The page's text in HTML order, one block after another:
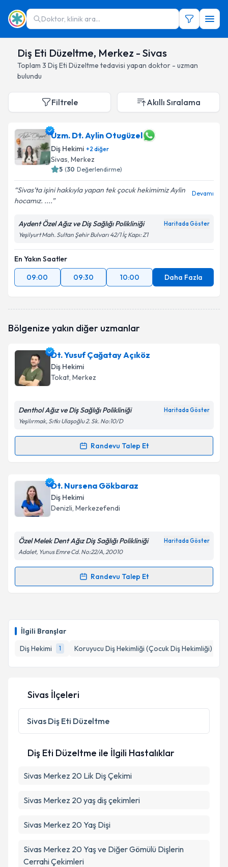
Doktor, klinik ara...
Diş Eti Düzeltme, Merkez - Sivas
Toplam 3 Diş Eti Düzeltme tedavisi yapan doktor - uzman
bulundu
İlgili Branşlar
Diş Hekimi
1 Koruyucu Diş Hekimliği (Çocuk Diş Hekimliği)
Filtrele Akıllı Sıralama
Uzm. Dt. Aylin Otugüzel
Diş Hekimi +2 diğer
Sivas, Merkez
5 (30 Değerlendirme)
Sivas’ta işini hakkıyla yapan tek çocuk hekimimiz Aylin
hocamız. ....
Devamı
Aydent Özel Ağız ve Diş Sağlığı Polikliniği Haritada Göster
Yeşilyurt Mah. Sultan Şehir Bulvarı 42/1 İç Kapı: Z1
En Yakın Saatler
09:00
09:30 10:00 Daha Fazla
Bölgenize yakın diğer uzmanlar
Dt. Yusuf Çağatay Açıköz
Diş Hekimi
Tokat, Merkez
Denthol Ağız ve Diş Sağlığı Polikliniği Haritada Göster
Yeşilırmak, Sıtkı Ulaşoğlu 2. Sk. No:10/D
Randevu Talep Et
Randevu Takvimi Talebi
Dt. Yusuf Çağatay Açıköziçin randevu takvimi talebi
oluşturun. Size bu uzmandan randevu almanız için bir
takvim hazırlandığında e-posta ile bilgilendireceğiz.
Kişisel verilerimin işlenmesine ilişkin
Metni'ni okudum ve kişisel verilerimin belirtilen
Dt. Nursena Gökbaraz
Diş Hekimi
Denizli, Merkezefendi
Özel Melek Dent Ağız Diş Sağlığı Polikliniği Haritada Göster
Adalet, Yunus Emre Cd. No:22/A, 20010
Randevu Talep Et
Randevu Takvimi Talebi
takvim hazırlandığında e-posta ile bilgilendireceğiz.
E-posta Adresiniz
Kişisel verilerimin işlenmesine ilişkinAydınlatma
Metni'ni okudum ve kişisel verilerimin belirtilen
kapsamda işlenmesini kabul ediyorum.
Takvim Talebini Gönder
Sivas İlçeleri
Sivas Diş Eti Düzeltme
Diş Eti Düzeltme ile İlgili Hastalıklar
Sivas Merkez 20 Lik Diş Çekimi
Sivas Merkez 20 yaş diş çekimleri
Sivas Merkez 20 Yaş Dişi
Sivas Merkez 20 Yaş ve Diğer Gömülü Dişlerin
Cerrahi Çekimleri